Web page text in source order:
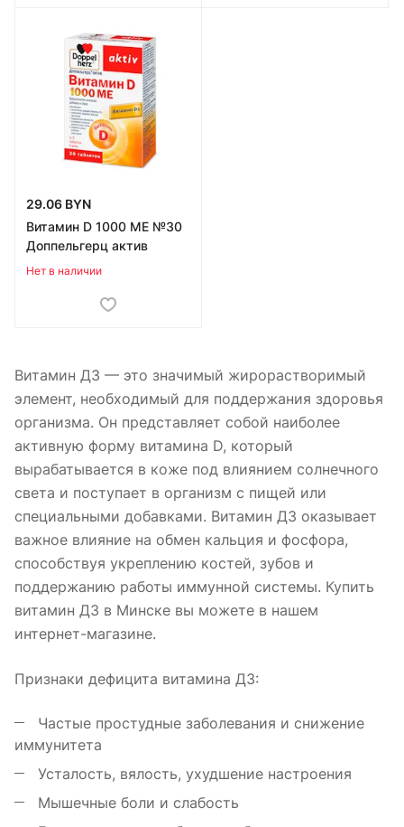
29.06 BYN
Витамин D 1000 МЕ №30
Доппельгерц актив
Нет в наличии
Витамин Д3 — это значимый жирорастворимый
элемент, необходимый для поддержания здоровья
организма. Он представляет собой наиболее
активную форму витамина D, который
вырабатывается в коже под влиянием солнечного
света и поступает в организм с пищей или
специальными добавками. Витамин Д3 оказывает
важное влияние на обмен кальция и фосфора,
способствуя укреплению костей, зубов и
поддержанию работы иммунной системы. Купить
витамин Д3 в Минске вы можете в нашем
интернет-магазине.
Признаки дефицита витамина Д3:
Частые простудные заболевания и снижение
иммунитета
Усталость, вялость, ухудшение настроения
Мышечные боли и слабость